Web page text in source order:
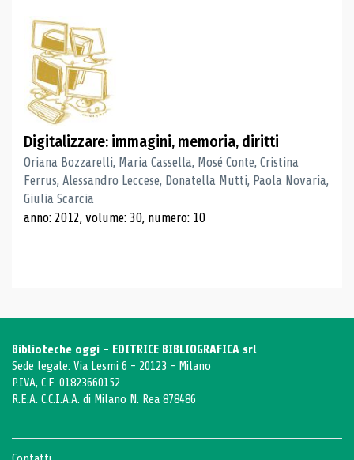
Digitalizzare: immagini, memoria, diritti
Oriana Bozzarelli, Maria Cassella, Mosé Conte, Cristina
Ferrus, Alessandro Leccese, Donatella Mutti, Paola Novaria,
Giulia Scarcia
anno: 2012, volume: 30, numero: 10
Biblioteche oggi - EDITRICE BIBLIOGRAFICA srl
Sede legale: Via Lesmi 6 - 20123 - Milano
P.IVA, C.F. 01823660152
R.E.A. C.C.I.A.A. di Milano N. Rea 878486